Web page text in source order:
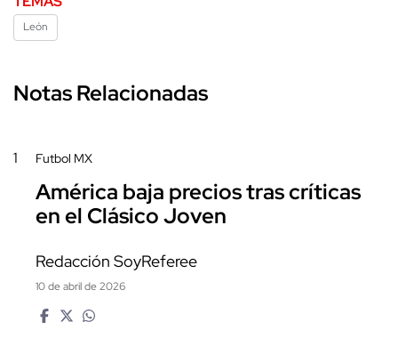
León
Notas Relacionadas
1 Futbol MX
América baja precios tras críticas
en el Clásico Joven
Redacción SoyReferee
10 de abril de 2026